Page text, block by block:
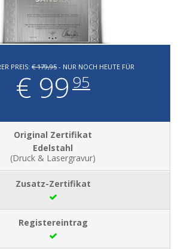
PREIS: € 179,95 - NUR NOCH HEUTE FÜR
€ 99 95
Edelstahl
(Druck & Lasergravur)